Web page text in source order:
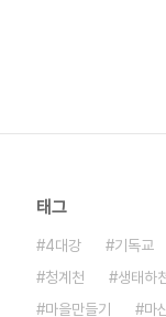
태그
4대강 기독교
청계천
생태하
마을만들기
마